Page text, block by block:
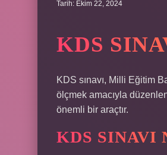
Tarih: Ekim 22, 2024
KDS
KDS sınavı, Milli Eğitim
ölçmek amacıyla
önemli bir araçtır.
KDS SINAVI